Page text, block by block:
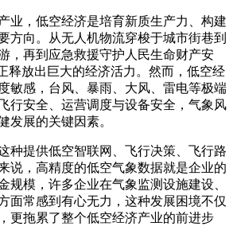
，低空经济是培育新质生产力、构建
方向。从无人机物流穿梭于城市街巷到
，再到应急救援守护人民生命财产安
释放出巨大的经济活力。然而，低空经
敏感，台风、暴雨、大风、雷电等极端
行安全、运营调度与设备安全，气象风
发展的关键因素。
提供低空智联网、飞行决策、飞行路
说，高精度的低空气象数据就是企业的
规模，许多企业在气象监测设施建设、
面常感到有心无力，这种发展困境不仅
更拖累了整个低空经济产业的前进步